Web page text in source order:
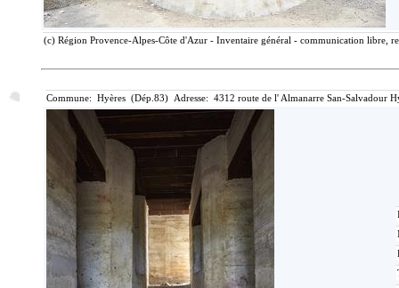
(c) Région Provence-Alpes-Côte d'Azur - Inventaire général - communication libre,
Commune: Hyères (Dép.83) Adresse: 4312 route de l' Almanarre San-Salvadour